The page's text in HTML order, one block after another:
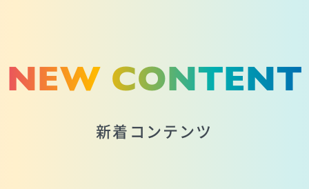
NEW CONTENT
新着コンテンツ